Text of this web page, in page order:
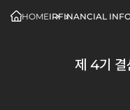
HOMEIRFINANCIAL
제 4기 결